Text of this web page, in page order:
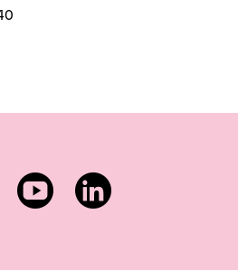
YouTube LinkedIn